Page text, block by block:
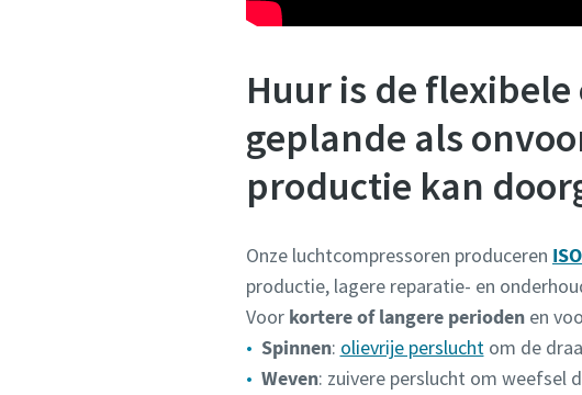
Huur is de
geplande als
productie kan
Onze luchtcompressoren produceren
productie, lagere reparatie- en
Voor kortere of langere perioden en
Spinnen: olievrije persluchtom de
Weven: zuivere perslucht om weefsel